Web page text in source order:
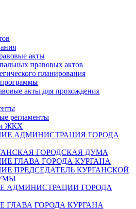
акты
правовых актов
планирования
акты для прохождения
регламенты
ЖКХ
АДМИНИСТРАЦИЯ ГОРОДА
ГОРОДСКАЯ ДУМА
ГЛАВА ГОРОДА КУРГАНА
ПРЕДСЕДАТЕЛЬ КУРГАНСКОЙ
АДМИНИСТРАЦИИ ГОРОДА
ГЛАВА ГОРОДА КУРГАНА